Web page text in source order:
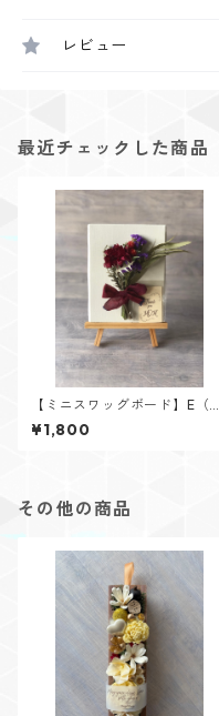
レビュー
最近チェックした商品
【ミニスワッグボード】E（メ
ッセージはお誕生日や記念日
仕様等に変更できます！）
¥1,800
その他の商品